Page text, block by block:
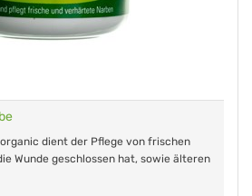
dient der Pflege von frischen
Wunde geschlossen hat, sowie älteren